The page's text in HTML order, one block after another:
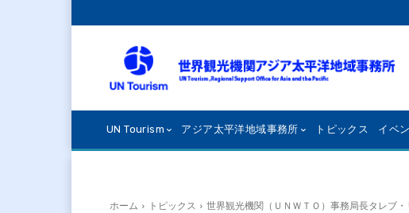
UN Tourism アジア太平洋地域事務所 トピックス イベ
ホーム トピックス 世界観光機関（ＵＮＷＴＯ）事務局長タレブ